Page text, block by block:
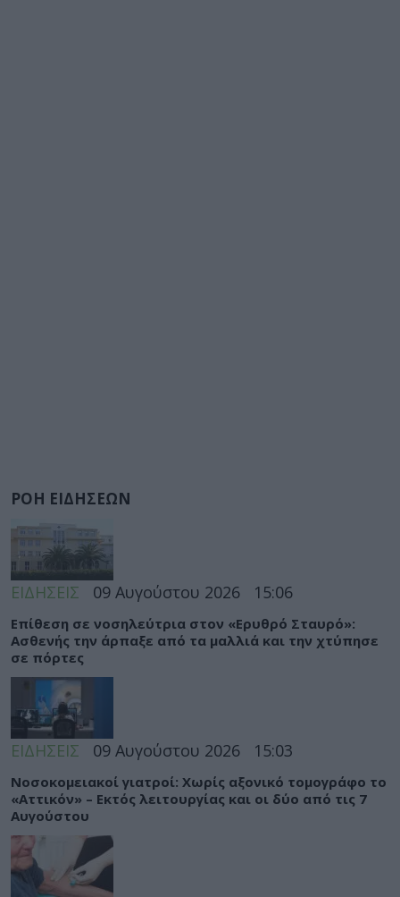
ΡΟΗ ΕΙΔΗΣΕΩΝ
ΕΙΔΗΣΕΙΣ 09 Αυγούστου 2026 15:06
Eπίθεση σε νοσηλεύτρια στον «Ερυθρό Σταυρό»:
Ασθενής την άρπαξε από τα μαλλιά και την χτύπησε
σε πόρτες
ΕΙΔΗΣΕΙΣ 09 Αυγούστου 2026 15:03
Νοσοκομειακοί γιατροί: Χωρίς αξονικό τομογράφο το
«Αττικόν» – Εκτός λειτουργίας και οι δύο από τις 7
Αυγούστου